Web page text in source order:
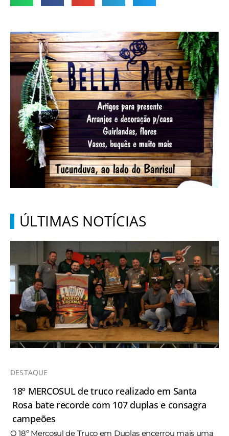
ÚLTIMAS NOTÍCIAS
DESTAQUE
18º MERCOSUL de truco realizado em Santa
Rosa bate recorde com 107 duplas e consagra
campeões
O 18º Mercosul de Truco em Duplas encerrou mais uma